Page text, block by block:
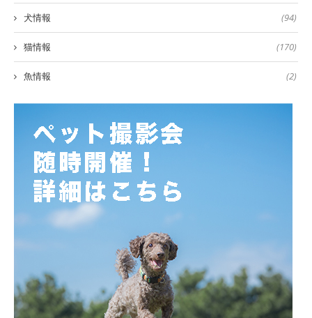
犬情報 (94)
猫情報 (170)
魚情報 (2)